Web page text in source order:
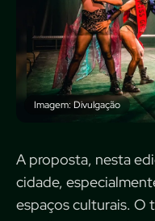
Imagem: Divulgação
A proposta, nesta
cidade,
espaços culturais. O